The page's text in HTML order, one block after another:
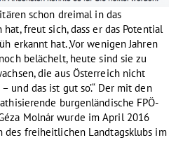
schon dreimal in das
freut sich, dass er das Potential
erkannt hat. ‚Vor wenigen Jahren
belächelt, heute sind sie zu
die aus Österreich nicht
und das ist gut so’.“ Der mit den
burgenländische FPÖ-
Molnár wurde im April 2016
des freiheitlichen Landtagsklubs im